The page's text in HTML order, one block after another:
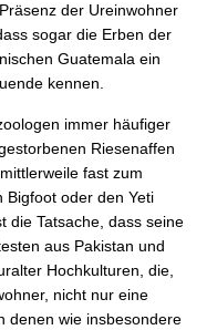
der Ureinwohner
sogar die Erben der
Guatemala ein
kennen.
immer häufiger
Riesenaffen
fast zum
Bigfoot oder den Yeti
die Tatsache, dass seine
aus Pakistan und
Hochkulturen, die,
nicht nur eine
denen wie insbesondere